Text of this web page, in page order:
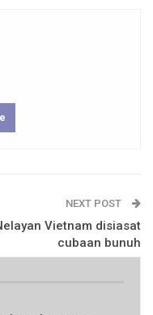
NEXT POST
Vietnam disiasat
cubaan bunuh